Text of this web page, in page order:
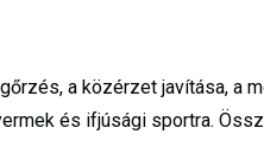
a közérzet javítása, a
és ifjúsági sportra.